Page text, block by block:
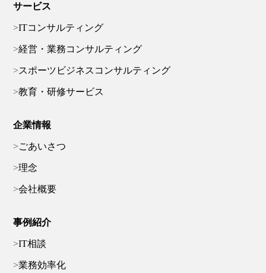
サービス
ITコンサルティング
経営・業務コンサルティング
スポーツビジネスコンサルティング
教育・研修サービス
企業情報
ごあいさつ
理念
会社概要
事例紹介
IT相談
業務効率化